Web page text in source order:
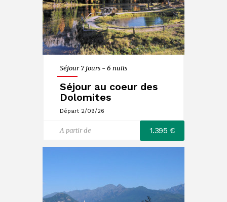
Séjour 7 jours - 6 nuits
Séjour au coeur des
Dolomites
Départ 2/09/26
A partir de 1.395 €